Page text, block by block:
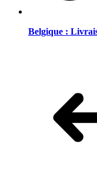
Belgique :